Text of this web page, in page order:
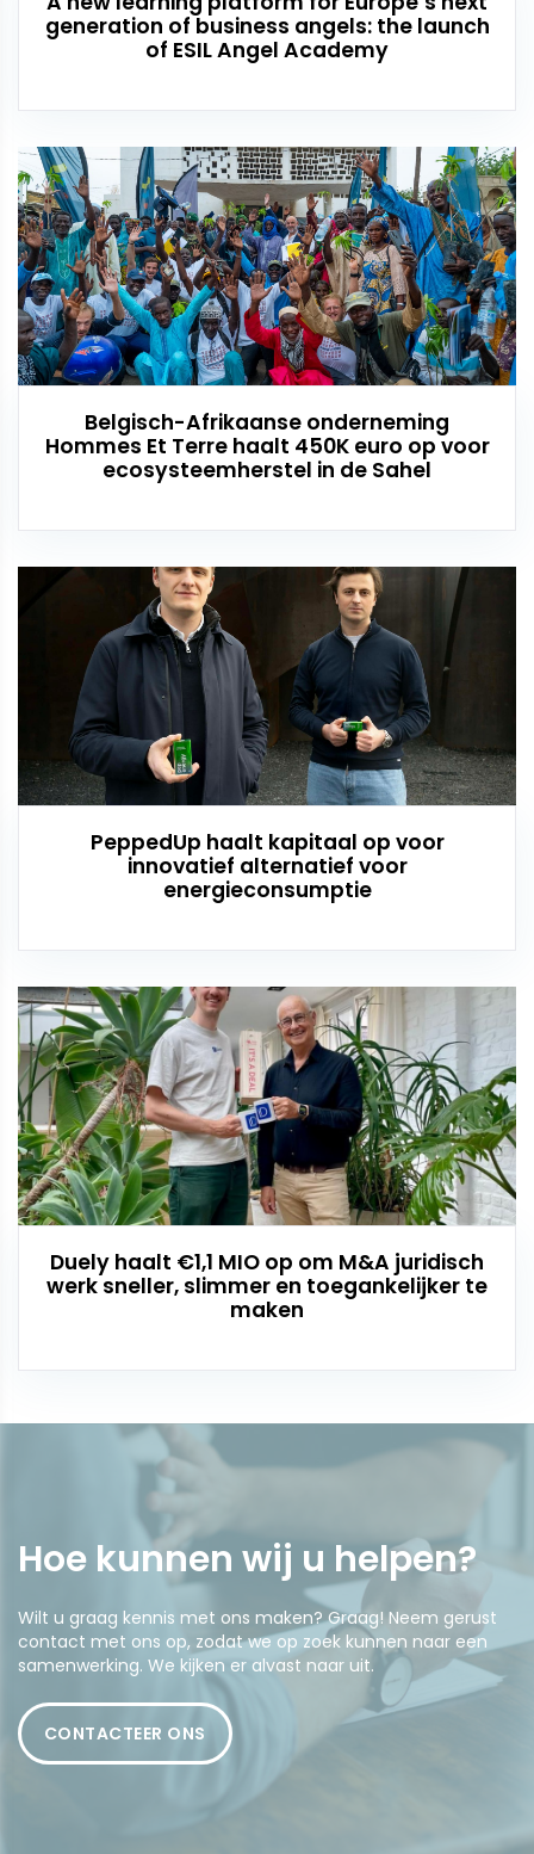
generation of business angels: the launch
of ESIL Angel Academy
Belgisch-Afrikaanse onderneming
Hommes Et Terre haalt 450K euro op voor
ecosysteemherstel in de Sahel
PeppedUp haalt kapitaal op voor
innovatief alternatief voor
energieconsumptie
Duely haalt €1,1 MIO op om M&A juridisch
werk sneller, slimmer en toegankelijker te
maken
Hoe kunnen wij u helpen?
Wilt u graag kennis met ons maken? Graag! Neem gerust
contact met ons op, zodat we op zoek kunnen naar een
samenwerking. We kijken er alvast naar uit.
CONTACTEER ONS